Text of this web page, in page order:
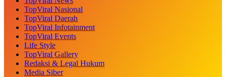
TopViral Nasional
TopViral Daerah
TopViral Infotainment
TopViral Events
Life Style
TopViral Gallery
Redaksi & Legal Hukum
Media Siber